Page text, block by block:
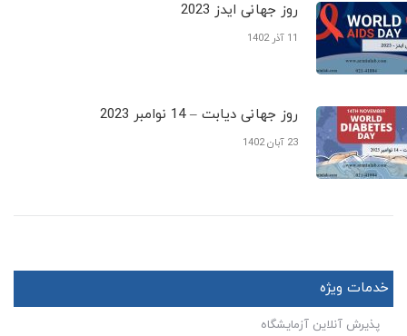
روز جهانی ایدز 2023
11 آذر 1402
روز جهانی دیابت – 14 نوامبر 2023
23 آبان 1402
خدمات ویژه
پذیرش آنلاین آزمایشگاه